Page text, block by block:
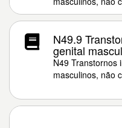
N49.9
genital
N49 Transtornos
masculinos, não